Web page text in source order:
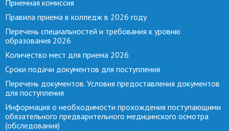
Приемная комиссия
Правила приема в колледж в 2026 году
Перечень специальностей и требования к уровню
образования 2026
Количество мест для приема 2026
Сроки подачи документов для поступления
Перечень документов. Условия предоставления документов
для поступления
Информация о необходимости прохождения поступающими
обязательного предварительного медицинского осмотра
(обследования)